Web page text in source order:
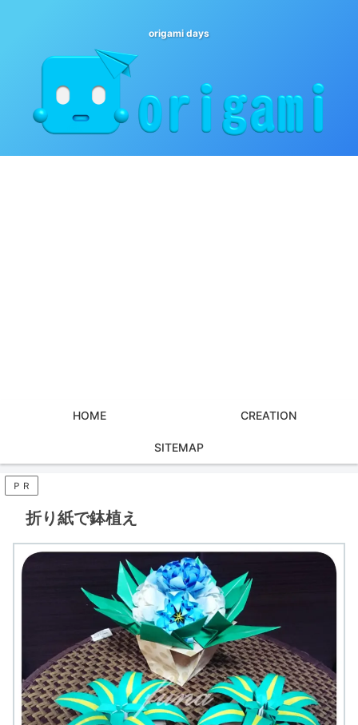
origami days
HOME CREATION
SITEMAP
ＰＲ
折り紙で鉢植え